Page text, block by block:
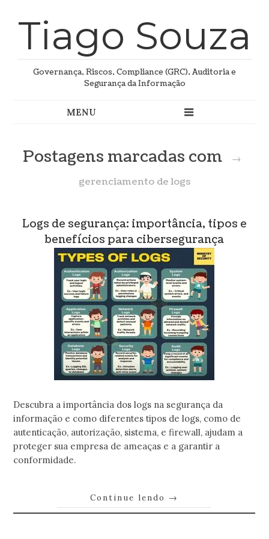
Tiago Souza
Governança, Riscos, Compliance (GRC), Auditoria e
Segurança da Informação
Postagens marcadas com
→
gerenciamento de logs
Logs de segurança: importância, tipos e
benefícios para cibersegurança
Descubra a importância dos logs na segurança da
informação e como diferentes tipos de logs, como de
autenticação, autorização, sistema, e firewall, ajudam a
proteger sua empresa de ameaças e a garantir a
conformidade.
Continue lendo →